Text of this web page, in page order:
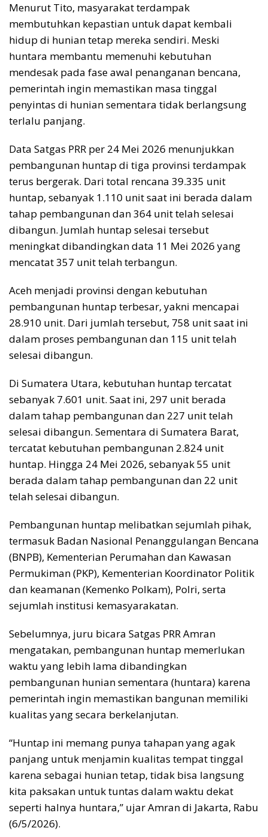
Menurut Tito, masyarakat terdampak
membutuhkan kepastian untuk dapat kembali
hidup di hunian tetap mereka sendiri. Meski
huntara membantu memenuhi kebutuhan
mendesak pada fase awal penanganan bencana,
pemerintah ingin memastikan masa tinggal
penyintas di hunian sementara tidak berlangsung
terlalu panjang.
Data Satgas PRR per 24 Mei 2026 menunjukkan
pembangunan huntap di tiga provinsi terdampak
terus bergerak. Dari total rencana 39.335 unit
huntap, sebanyak 1.110 unit saat ini berada dalam
tahap pembangunan dan 364 unit telah selesai
dibangun. Jumlah huntap selesai tersebut
meningkat dibandingkan data 11 Mei 2026 yang
mencatat 357 unit telah terbangun.
Aceh menjadi provinsi dengan kebutuhan
pembangunan huntap terbesar, yakni mencapai
28.910 unit. Dari jumlah tersebut, 758 unit saat ini
dalam proses pembangunan dan 115 unit telah
selesai dibangun.
Di Sumatera Utara, kebutuhan huntap tercatat
sebanyak 7.601 unit. Saat ini, 297 unit berada
dalam tahap pembangunan dan 227 unit telah
selesai dibangun. Sementara di Sumatera Barat,
tercatat kebutuhan pembangunan 2.824 unit
huntap. Hingga 24 Mei 2026, sebanyak 55 unit
berada dalam tahap pembangunan dan 22 unit
telah selesai dibangun.
Pembangunan huntap melibatkan sejumlah pihak,
termasuk Badan Nasional Penanggulangan Bencana
(BNPB), Kementerian Perumahan dan Kawasan
Permukiman (PKP), Kementerian Koordinator Politik
dan keamanan (Kemenko Polkam), Polri, serta
sejumlah institusi kemasyarakatan.
Sebelumnya, juru bicara Satgas PRR Amran
mengatakan, pembangunan huntap memerlukan
waktu yang lebih lama dibandingkan
pembangunan hunian sementara (huntara) karena
pemerintah ingin memastikan bangunan memiliki
kualitas yang secara berkelanjutan.
“Huntap ini memang punya tahapan yang agak
panjang untuk menjamin kualitas tempat tinggal
karena sebagai hunian tetap, tidak bisa langsung
kita paksakan untuk tuntas dalam waktu dekat
seperti halnya huntara,” ujar Amran di Jakarta, Rabu
(6/5/2026).